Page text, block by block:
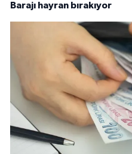
Barajı hayran bırakıyor